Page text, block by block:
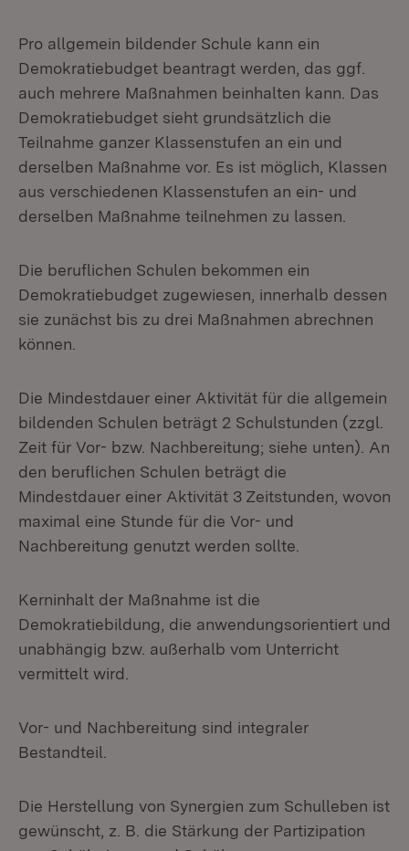
Pro allgemein bildender Schule kann ein
Demokratiebudget beantragt werden, das ggf.
auch mehrere Maßnahmen beinhalten kann. Das
Demokratiebudget sieht grundsätzlich die
Teilnahme ganzer Klassenstufen an ein und
derselben Maßnahme vor. Es ist möglich, Klassen
aus verschiedenen Klassenstufen an ein- und
derselben Maßnahme teilnehmen zu lassen.
Die beruflichen Schulen bekommen ein
Demokratiebudget zugewiesen, innerhalb dessen
sie zunächst bis zu drei Maßnahmen abrechnen
können.
Die Mindestdauer einer Aktivität für die allgemein
bildenden Schulen beträgt 2 Schulstunden (zzgl.
Zeit für Vor- bzw. Nachbereitung; siehe unten). An
den beruflichen Schulen beträgt die
Mindestdauer einer Aktivität 3 Zeitstunden, wovon
maximal eine Stunde für die Vor- und
Nachbereitung genutzt werden sollte.
Kerninhalt der Maßnahme ist die
Demokratiebildung, die anwendungsorientiert und
unabhängig bzw. außerhalb vom Unterricht
vermittelt wird.
Vor- und Nachbereitung sind integraler
Bestandteil.
Die Herstellung von Synergien zum Schulleben ist
gewünscht, z. B. die Stärkung der Partizipation